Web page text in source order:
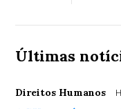
Últimas
Direitos Humanos